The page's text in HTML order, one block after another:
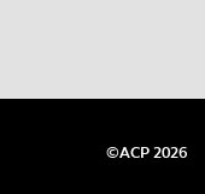
©ACP 2026